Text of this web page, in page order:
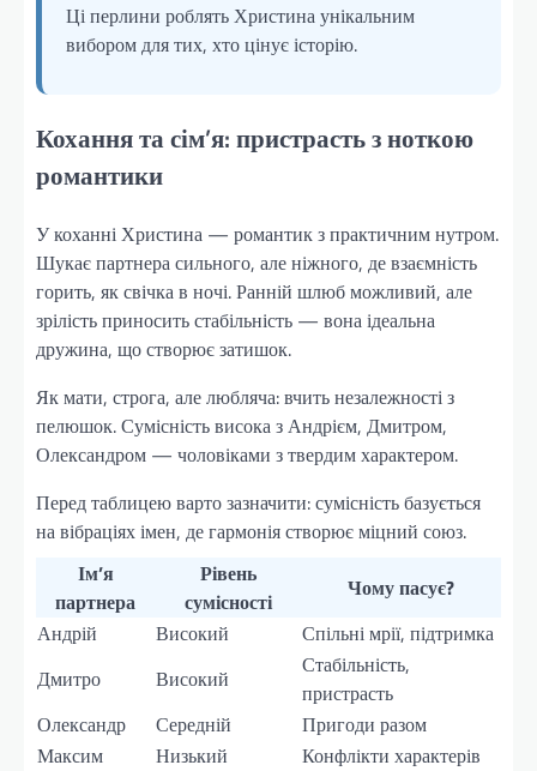
Ці перлини роблять Христина унікальним
вибором для тих, хто цінує історію.
Кохання та сім’я: пристрасть з ноткою
романтики
У коханні Христина — романтик з практичним нутром.
Шукає партнера сильного, але ніжного, де взаємність
горить, як свічка в ночі. Ранній шлюб можливий, але
зрілість приносить стабільність — вона ідеальна
дружина, що створює затишок.
Як мати, строга, але любляча: вчить незалежності з
пелюшок. Сумісність висока з Андрієм, Дмитром,
Олександром — чоловіками з твердим характером.
Перед таблицею варто зазначити: сумісність базується
на вібраціях імен, де гармонія створює міцний союз.
Ім’я
партнера
Рівень
сумісності
Чому пасує?
Андрій
Високий
Спільні мрії, підтримка
Дмитро
Високий
Стабільність,
пристрасть
Олександр
Середній
Пригоди разом
Максим
Низький Конфлікти характерів